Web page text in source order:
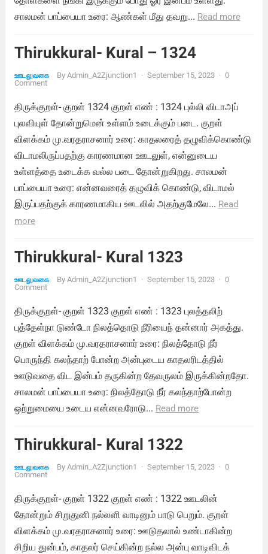
சாலமன் பாப்பையா உரை: ஆண்கள் மீது தவறு... Read more
Thirukkural- Kural – 1324
ஊடலுவகை By Admin_A2Zjunction1 · September 15, 2023 · 0
Comment
திருக்குறள்- குறள் 1324 குறள் எண் : 1324 புல்லி விடாஅப்
புலவியுள் தோன்றுமென் உள்ளம் உடைக்கும் படை. குறள்
விளக்கம் மு.வரதராசனார் உரை: காதலரைத் தழுவிக்கொண்டு
விடாமலிருப்பதற்கு காரணமான ஊடலுள், என்னுடைய
உள்ளத்தை உடைக்க வல்ல படை தோன்றுகிறது. சாலமன்
பாப்பையா உரை: என்னவரைத் தழுவிக் கொண்டு, விடாமல்
இருப்பதற்குக் காரணமாகிய ஊடலில் அதற்குமேலே... Read
more
Thirukkural- Kural 1323
ஊடலுவகை By Admin_A2Zjunction1 · September 15, 2023 · 0
Comment
திருக்குறள்- குறள் 1323 குறள் எண் : 1323 புலத்தலிற்
புத்தேள்நா டுண்டோ நிலத்தொடு நீரியைந் தன்னார் அகத்து.
குறள் விளக்கம் மு.வரதராசனார் உரை: நிலத்தோடு நீர்
பொருந்தி கலந்தாற் போன்ற அன்புடைய காதலரிடத்தில்
ஊடுவதை விட இன்பம் தருகின்ற தேவருலம் இருக்கின்றதோ.
சாலமன் பாப்பையா உரை: நிலத்தோடு நீர் கலந்தாற்போன்ற
ஒற்றுமையை உடைய என்னவரோடு... Read more
Thirukkural- Kural 1322
ஊடலுவகை By Admin_A2Zjunction1 · September 15, 2023 · 0
Comment
திருக்குறள்- குறள் 1322 குறள் எண் : 1322 ஊடலின்
தோன்றும் சிறுதுனி நல்லளி வாடினும் பாடு பெறும். குறள்
விளக்கம் மு.வரதராசனார் உரை: ஊடுதலால் உண்டாகின்ற
சிறிய துன்பம், காதலர் செய்கின்ற நல்ல அன்பு வாடிவிடக்